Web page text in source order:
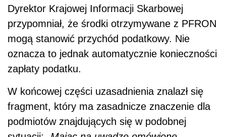
Dyrektor Krajowej Informacji Skarbowej
przypomniał, że środki otrzymywane z PFRON
mogą stanowić przychód podatkowy. Nie
oznacza to jednak automatycznie konieczności
zapłaty podatku.
W końcowej części uzasadnienia znalazł się
fragment, który ma zasadnicze znaczenie dla
podmiotów znajdujących się w podobnej